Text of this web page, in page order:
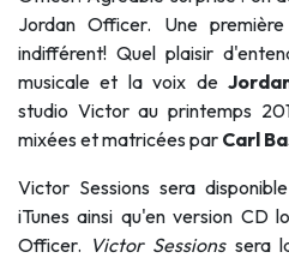
Jordan Officer. Une
indifférent! Quel plaisir
musicale et la voix de
studio Victor au printemps
mixées et matricées par Carl
Victor Sessions sera
iTunes ainsi qu'en version CD
Officer. Victor Sessionssera